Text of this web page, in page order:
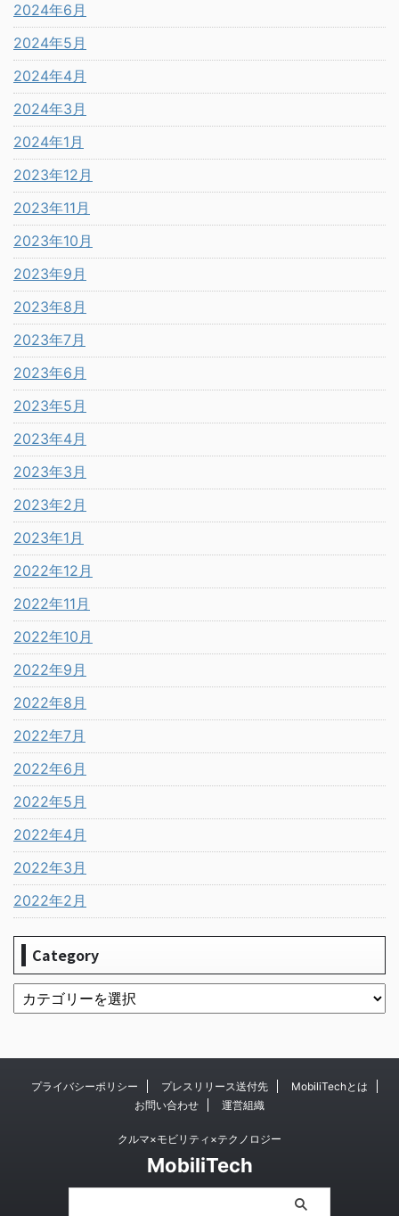
2024年6月
2024年5月
2024年4月
2024年3月
2024年1月
2023年12月
2023年11月
2023年10月
2023年9月
2023年8月
2023年7月
2023年6月
2023年5月
2023年4月
2023年3月
2023年2月
2023年1月
2022年12月
2022年11月
2022年10月
2022年9月
2022年8月
2022年7月
2022年6月
2022年5月
2022年4月
2022年3月
2022年2月
Category
プライバシーポリシー プレスリリース送付先
MobiliTechとは
お問い合わせ
運営組織
クルマ×モビリティ×テクノロジー
MobiliTech